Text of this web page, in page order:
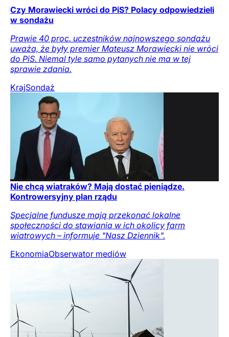
Czy Morawiecki wróci do PiS? Polacy odpowiedzieli
w sondażu
Prawie 40 proc. uczestników najnowszego sondażu
uważa, że były premier Mateusz Morawiecki nie wróci
do PiS. Niemal tyle samo pytanych nie ma w tej
sprawie zdania.
KrajSondaż
Nie chcą wiatraków? Mają dostać pieniądze.
Kontrowersyjny plan rządu
Specjalne fundusze mają przekonać lokalne
społeczności do stawiania w ich okolicy farm
wiatrowych – informuje "Nasz Dziennik".
EkonomiaObserwator mediów